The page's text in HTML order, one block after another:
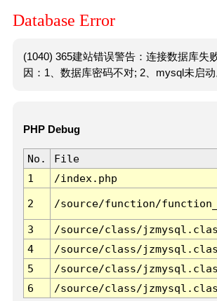
Database Error
(1040) 365建站错误警告：连接数据库失
因：1、数据库密码不对; 2、mysql未启动
PHP Debug
No. File
1
/index.php
2 /source/function/
3 /source/class/
4
/source/class/
5
/source/class/
6
/source/class/